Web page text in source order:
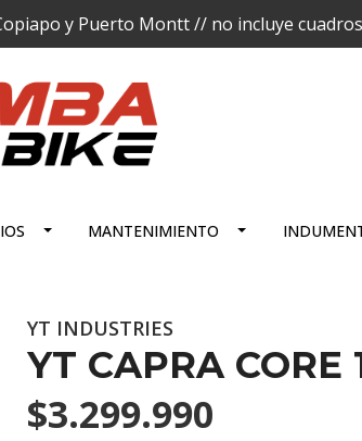
y Puerto Montt // no incluye
MANTENIMIENTO
YT INDUSTRIES
YT CAPRA CORE
$3.299.990